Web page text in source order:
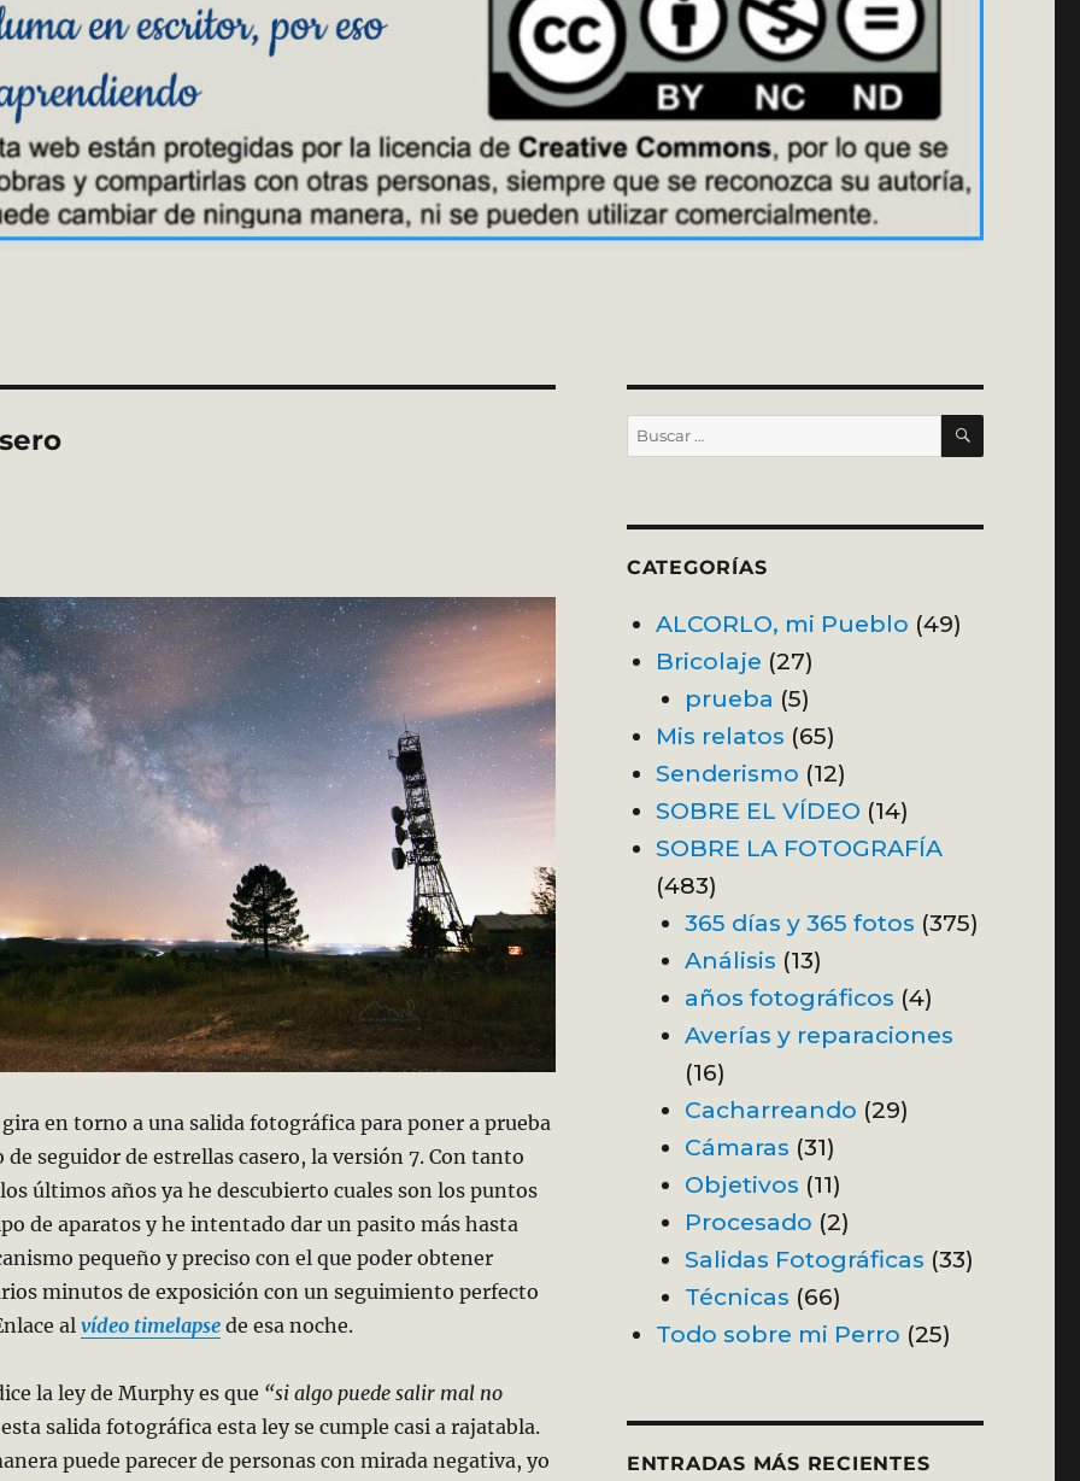
en torno a una salida fotográfica para poner a prueba
seguidor de estrellas casero, la versión 7. Con tanto
últimos años ya he descubierto cuales son los puntos
de aparatos y he intentado dar un pasito más hasta
pequeño y preciso con el que poder obtener
minutos de exposición con un seguimiento perfecto
alvídeo timelapsede esa noche.
la ley de Murphy es que “si algo puede salir mal no
salida fotográfica esta ley se cumple casi a rajatabla.
puede parecer de personas con mirada negativa, yo
Buscar
por:
BUSCAR
CATEGORÍAS
ALCORLO, mi Pueblo (49)
Bricolaje (27)
prueba (5)
Mis relatos (65)
Senderismo (12)
SOBRE EL VÍDEO (14)
SOBRE LA FOTOGRAFÍA
(483)
365 días y 365 fotos (375)
Análisis (13)
años fotográficos (4)
Averías y reparaciones
(16)
Cacharreando (29)
Cámaras (31)
Objetivos (11)
Procesado (2)
Salidas Fotográficas (33)
Técnicas (66)
Todo sobre mi Perro (25)
ENTRADAS MÁS RECIENTES